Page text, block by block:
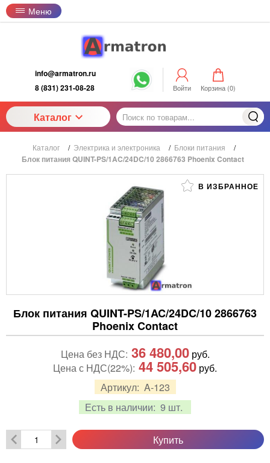
Меню
info@armatron.ru
8 (831) 231-08-28
Войти Корзина (0)
Каталог
Каталог / Электрика и электроника / Блоки питания /
Блок питания QUINT-PS/1AC/24DC/10 2866763 Phoenix Contact
В ИЗБРАННОЕ
Блок питания QUINT-PS/1AC/24DC/10 2866763
Phoenix Contact
Артикул: A-123
Есть в наличии: 9 шт.
Цена без НДС: 36 480,00руб.
Цена с НДС(22%): 44 505,60 руб.
Купить